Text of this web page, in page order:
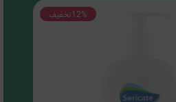
12%تخفیف